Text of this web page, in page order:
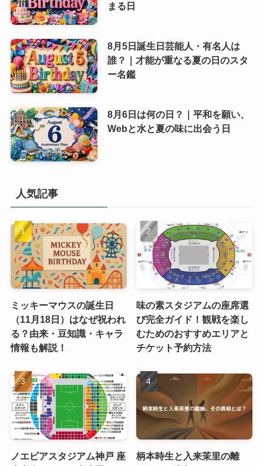
まる日
8月5日誕生日芸能人・有名人は
誰？｜才能が重なる夏の日のスタ
ー名鑑
8月6日は何の日？｜平和を願い、
Webと水と夏の味に出会う日
人気記事
ミッキーマウスの誕生日
（11月18日）はなぜ祝われ
る？由来・豆知識・キャラ
情報も解説！
味の素スタジアムの座席選
び完全ガイド！観戦を楽し
むためのおすすめエリアと
チケット予約方法
ノエビアスタジアム神戸 座
柄本時生と入来茉里の離